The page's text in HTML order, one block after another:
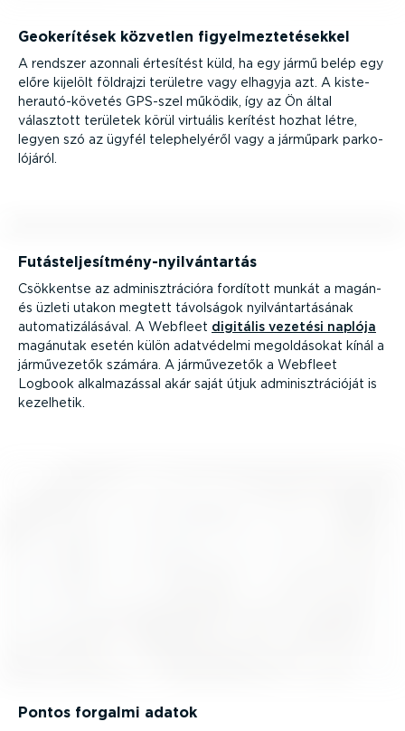
Geoke­rí­tések közvetlen figyel­mez­te­té­sekkel
A rendszer azonnali értesítést küld, ha egy jármű belép egy
előre kijelölt földrajzi területre vagy elhagyja azt. A kiste­
her­au­tó-­kö­vetés GPS-szel működik, így az Ön által
választott területek körül virtuális kerítést hozhat létre,
legyen szó az ügyfél telep­he­lyéről vagy a járműpark parko­
ló­járól.
Futás­tel­je­sít­mény-­nyil­ván­tartás
Csökkentse az adminiszt­rá­cióra fordított munkát a magán-
és üzleti utakon megtett távolságok nyilván­tar­tá­sának
automa­ti­zá­lá­sával. A Webfleet digitális vezetési naplója
magánutak esetén külön adatvédelmi megol­dá­sokat kínál a
jármű­ve­zetők számára. A jármű­ve­zetők a Webfleet
Logbook alkal­ma­zással akár saját útjuk adminiszt­rá­cióját is
kezelhetik.
Pontos forgalmi adatok